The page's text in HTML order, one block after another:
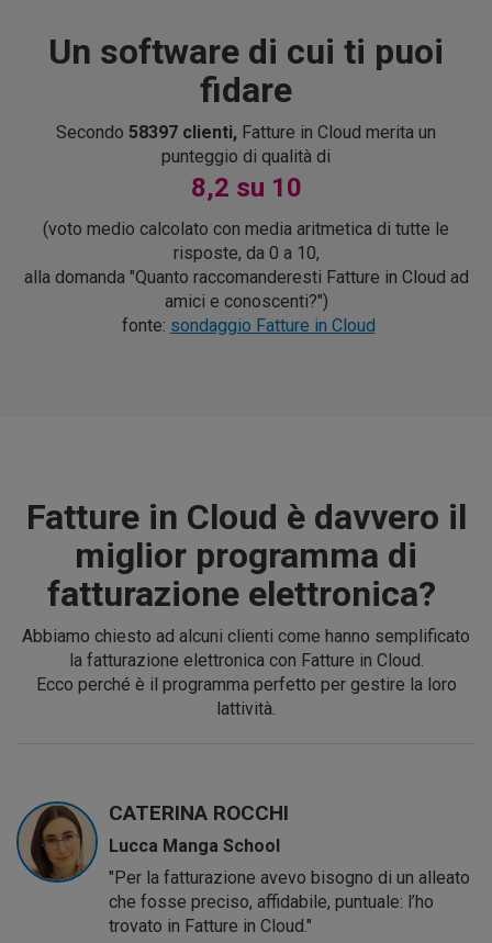
Un software di cui ti puoi
fidare
Secondo 58397 clienti, Fatture in Cloud merita un
punteggio di qualità di
8,2 su 10
(voto medio calcolato con media aritmetica di tutte le
risposte, da 0 a 10,
alla domanda "Quanto raccomanderesti Fatture in Cloud ad
amici e conoscenti?")
fonte: sondaggio Fatture in Cloud
Fatture in Cloud è davvero il
miglior programma di
fatturazione elettronica?
Abbiamo chiesto ad alcuni clienti come hanno semplificato
la fatturazione elettronica con Fatture in Cloud.
Ecco perché è il programma perfetto per gestire la loro
lattività.
CATERINA ROCCHI
Lucca Manga School
"Per la fatturazione avevo bisogno di un alleato
che fosse preciso, affidabile, puntuale: l’ho
trovato in Fatture in Cloud."